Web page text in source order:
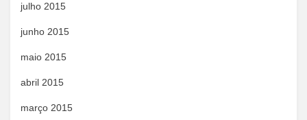
julho 2015
junho 2015
maio 2015
abril 2015
março 2015